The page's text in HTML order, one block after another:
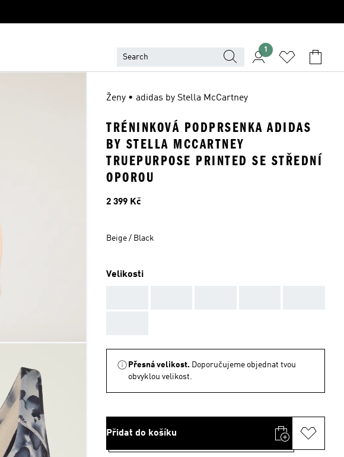
1
Ženy • adidas by Stella McCartney
TRÉNINKOVÁ PODPRSENKA ADIDAS
BY STELLA MCCARTNEY
TRUEPURPOSE PRINTED SE STŘEDNÍ
OPOROU
Cena
2 399 Kč
Beige / Black
Velikosti
Přesná velikost. Doporučujeme objednat tvou
obvyklou velikost.
Přidat do košíku